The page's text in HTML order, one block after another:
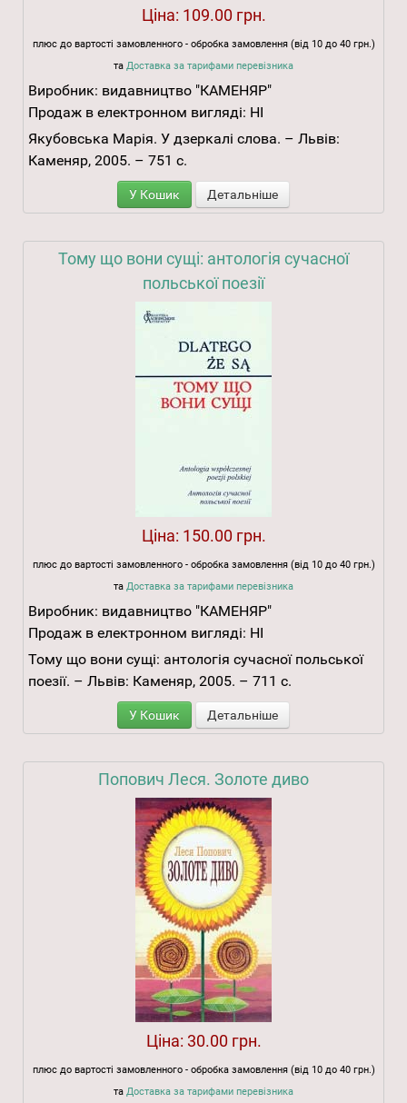
Ціна: 109.00 грн.
плюс до вартості замовленного - обробка замовлення (від 10 до 40 грн.)
та Доставка за тарифами перевізника
Виробник: видавництво "КАМЕНЯР"
Продаж в електронном вигляді: НІ
Якубовська Марія. У дзеркалі слова. – Львів:
Каменяр, 2005. – 751 с.
У Кошик Детальніше
Тому що вони сущі: антологія сучасної
польської поезії
Ціна: 150.00 грн.
плюс до вартості замовленного - обробка замовлення (від 10 до 40 грн.)
та Доставка за тарифами перевізника
Виробник: видавництво "КАМЕНЯР"
Продаж в електронном вигляді: НІ
Тому що вони сущі: антологія сучасної польської
поезії. – Львів: Каменяр, 2005. – 711 с.
У Кошик Детальніше
Попович Леся. Золоте диво
Ціна: 30.00 грн.
плюс до вартості замовленного - обробка замовлення (від 10 до 40 грн.)
та Доставка за тарифами перевізника